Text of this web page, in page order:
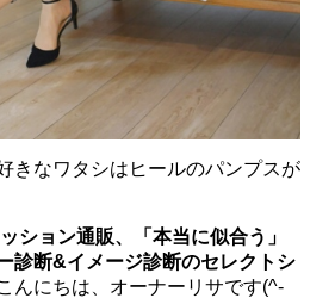
きなワタシはヒールのパンプスが
ション通販、
「本当に似合う」
診断&イメージ診断のセレクトシ
んにちは、オーナーリサです(^-